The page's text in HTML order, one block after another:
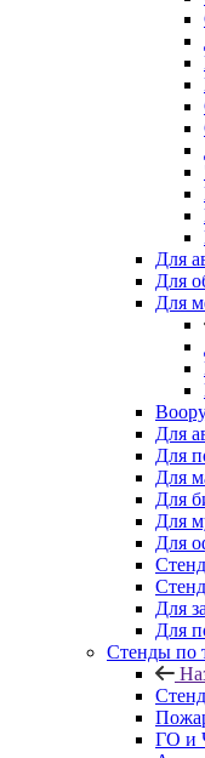
Для
Для
Для
Для
Для
Для
Для
Для
Для
Для
Для
Стенды по
ГО и